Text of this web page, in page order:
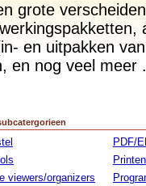
grote
en uitpakken
en nog veel meer
viewers/organizers
PDF/
Printen